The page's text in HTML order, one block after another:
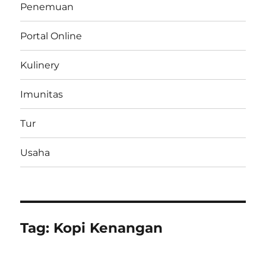
Penemuan
Portal Online
Kulinery
Imunitas
Tur
Usaha
Tag: Kopi Kenangan